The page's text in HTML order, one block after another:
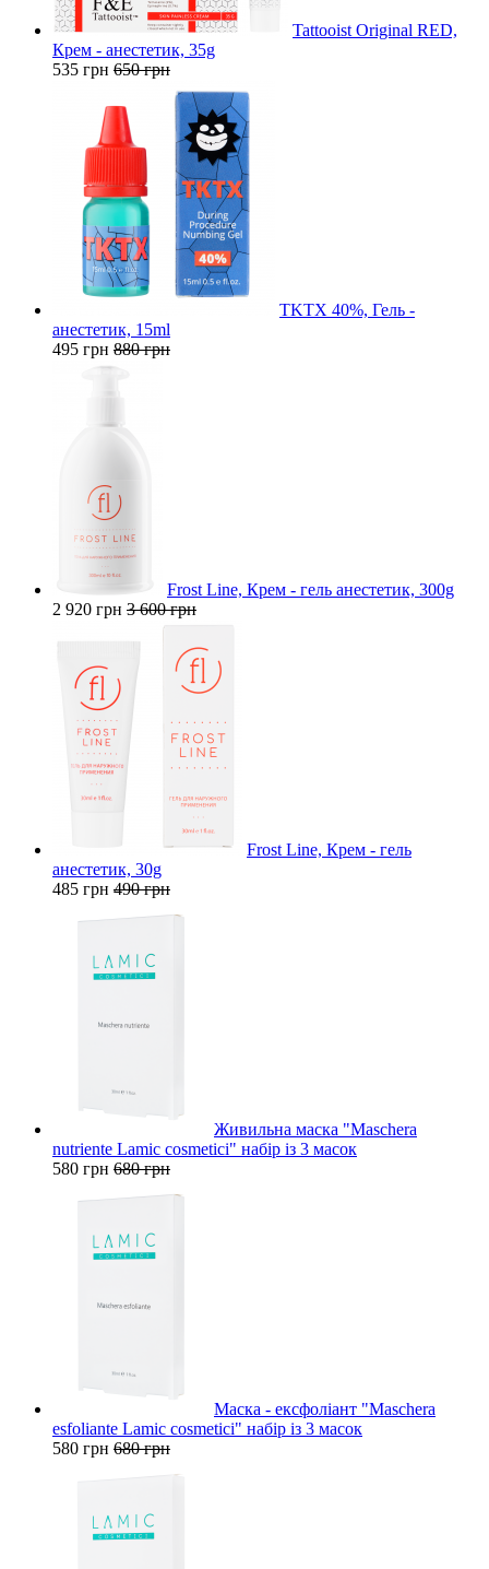
Tattooist Original RED,
Крем - анестетик, 35g
535 грн 650 грн
TKTX 40%, Гель -
анестетик, 15ml
495 грн 880 грн
Frost Line, Крем - гель анестетик, 300g
2 920 грн 3 600 грн
Frost Line, Крем - гель
анестетик, 30g
485 грн 490 грн
Живильна маска "Maschera
nutriente Lamic cosmetici" набір із 3 масок
580 грн 680 грн
Маска - ексфоліант "Maschera
esfoliante Lamic cosmetici" набір із 3 масок
580 грн 680 грн